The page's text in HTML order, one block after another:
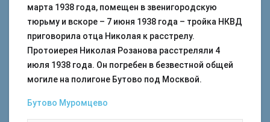
марта 1938 года, помещен в звенигородскую
тюрьму и вскоре – 7 июня 1938 года – тройка НКВД
приговорила отца Николая к расстрелу.
Протоиерея Николая Розанова расстреляли 4
июля 1938 года. Он погребен в безвестной общей
могиле на полигоне Бутово под Москвой.
Бутово Муромцево